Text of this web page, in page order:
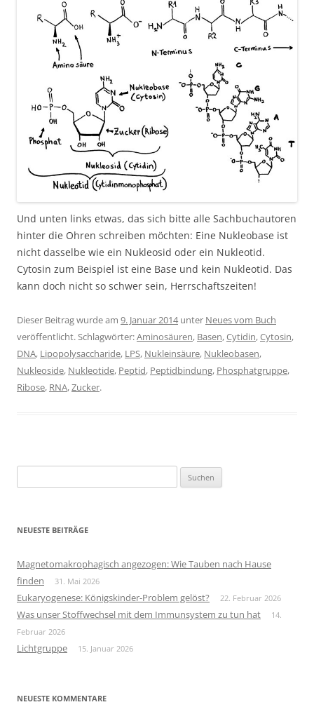
Und unten links etwas, das sich bitte alle Sachbuchautoren
hinter die Ohren schreiben möchten: Eine Nukleobase ist
nicht dasselbe wie ein Nukleosid oder ein Nukleotid.
Cytosin zum Beispiel ist eine Base und kein Nukleotid. Das
kann doch nicht so schwer sein, Herrschaftszeiten!
Dieser Beitrag wurde am 9. Januar 2014unter Neues vom Buch
veröffentlicht. Schlagwörter:Aminosäuren, Basen,Cytidin,Cytosin,
DNA, Lipopolysaccharide, LPS, Nukleinsäure, Nukleobasen,
Nukleoside, Nukleotide, Peptid, Peptidbindung, Phosphatgruppe,
Ribose, RNA,Zucker.
nach:
NEUESTE BEITRÄGE
Magnetomakrophagisch angezogen: Wie Tauben nach Hause
finden
31. Mai 2026
Eukaryogenese: Königskinder-Problem gelöst? 22. Februar 2026
Was unser Stoffwechsel mit dem Immunsystem zu tun hat
14.
Februar 2026
Lichtgruppe 15. Januar 2026
NEUESTE KOMMENTARE